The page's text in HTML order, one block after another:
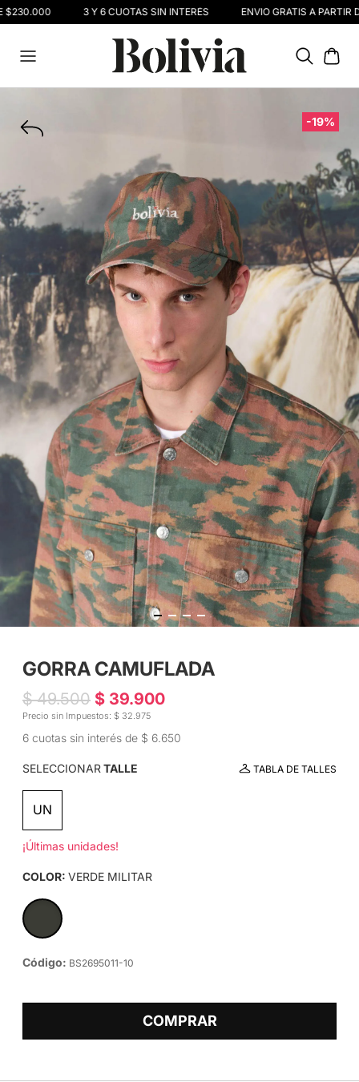
$230.000 3 Y 6 CUOTAS SIN INTERÉS ENVIO GRATIS A PARTIR
-19%
GORRA CAMUFLADA
$ 49.500 $ 39.900
Precio sin Impuestos: $ 32.975
6 cuotas sin interés de $ 6.650
TABLA DE TALLES
SELECCIONARTALLE
UN
¡Últimas unidades!
COLOR: VERDE MILITAR
Código: BS2695011-10
COMPRAR